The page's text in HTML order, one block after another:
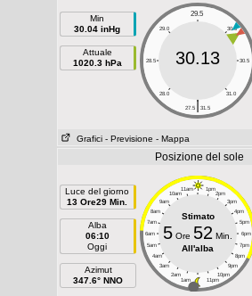
Min
30.04 inHg
Attuale
1020.3 hPa
29.5
29.0 30.0
28.5 30.5
28.0 31.0
|
27.5 31.5
30.13
Grafici - Previsione - Mappa
Posizione del sole
Luce del giorno
13 Ore29 Min.
Alba
06:10
Oggi
Azimut
347.6° NNO
11am 1pm
10am 2pm
9am 3pm
8am 4pm
7am 5pm
6am 6pm
5am 7pm
4am 8pm
3am 9pm
2am 10pm
1am 11pm
Stimato
5 Ore 52 Min.
All'alba